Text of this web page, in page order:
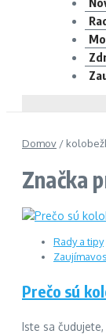
Domov /
Značka
Rady a tipy
Prečo sú
Iste sa